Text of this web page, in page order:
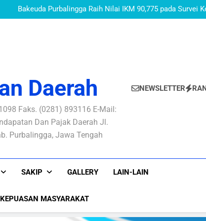
Mewujudkan Pelayanan Publik yang Baik dan
Bakeuda Purbalingga Raih Nilai IKM 90,775 pada Survei
Masyarakat Semester I
Aksi Perubahan SIKONTAN PBB-P2 Untuk Optimalisasi
Daerah
Faks. (0281) 893116 E-Mail:
Dan Pajak Daerah Jl.
Purbalingga, Jawa Tengah
NEWSLETTER
SAKIP GALLERY LAIN-LAIN
MASYARAKAT